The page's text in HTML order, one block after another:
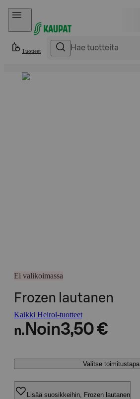
Hyppää sisältöön
Tuotteet
Ei valikoimassa
Frozen lautanen
Kaikki Heirol-tuotteet
n. Noin3,50 €
Valitse toimitustapa
Lisää suosikkeihin, Frozen lautanen